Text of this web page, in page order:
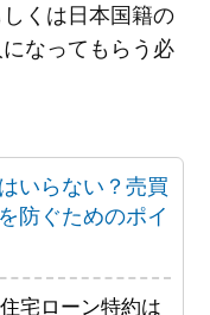
くは日本国籍の
なってもらう必
いらない？売買
防ぐためのポイ
宅ローン特約は